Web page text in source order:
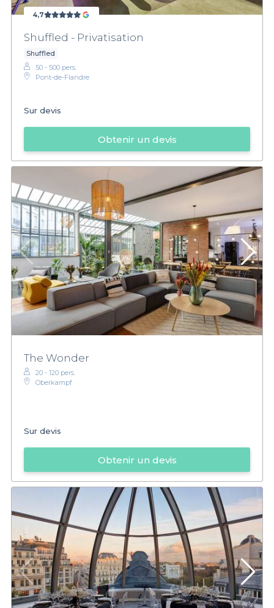
4,7
Shuffled - Privatisation
Shuffled
50 - 500 pers.
Pont-de-Flandre
Sur devis
Obtenir un devis
The Wonder
20 - 120 pers.
Oberkampf
Sur devis
Obtenir un devis